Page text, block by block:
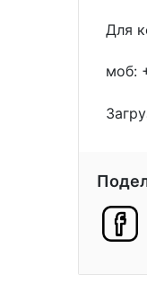
Для
моб: